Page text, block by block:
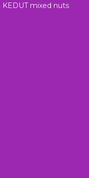
KEDUT mixed nuts